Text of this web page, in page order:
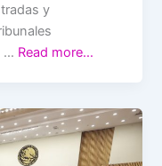
y
… Read more…